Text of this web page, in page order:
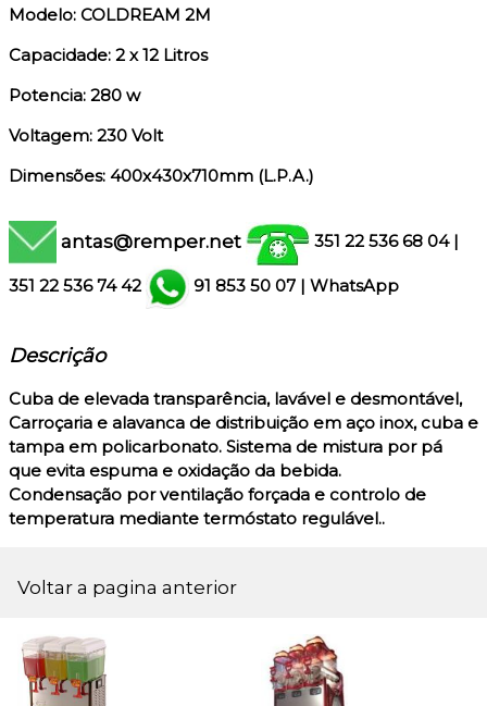
Modelo: COLDREAM 2M
Capacidade: 2 x 12 Litros
Potencia: 280 w
Voltagem: 230 Volt
Dimensões: 400x430x710mm (L.P.A.)
antas@remper.net 351 22 536 68 04 |
351 22 536 74 42 91 853 50 07 | WhatsApp
Descrição
Cuba de elevada transparência, lavável e desmontável,
Carroçaria e alavanca de distribuição em aço inox, cuba e
tampa em policarbonato. Sistema de mistura por pá
que evita espuma e oxidação da bebida.
Condensação por ventilação forçada e controlo de
temperatura mediante termóstato regulável..
Voltar a pagina anterior